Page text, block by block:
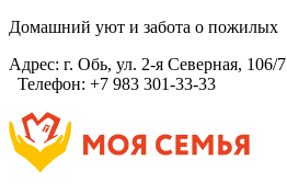
Домашний уют и забота о пожилых
Адрес: г. Обь, ул. 2-я Северная, 106/7
Телефон: +7 983 301-33-33